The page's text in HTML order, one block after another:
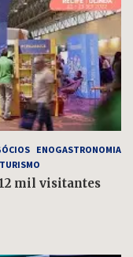
ENOGASTRONOMIA
TURISMO
mil visitantes